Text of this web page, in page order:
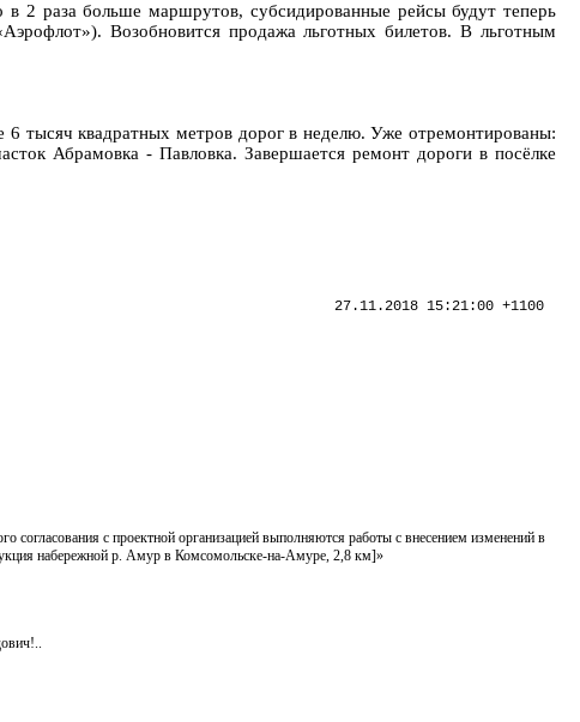
2 раза больше маршрутов, субсидированные рейсы будут теперь
Возобновится продажа льготных билетов. В льготным
тысяч квадратных метров дорог в неделю. Уже отремонтированы:
Абрамовка - Павловка. Завершается ремонт дороги в посёлке
27.11.2018 15:21:00 +1100
с проектной организацией выполняются работы с внесением изменений в
набережной р. Амур в Комсомольске-на-Амуре, 2,8 км]»